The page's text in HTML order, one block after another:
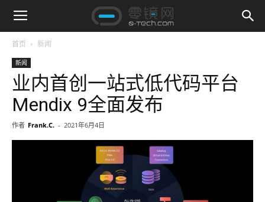
首页 新闻
新闻
业内首创一站式低代码平台
Mendix 9全面发布
作者 Frank.C. - 2021年6月4日